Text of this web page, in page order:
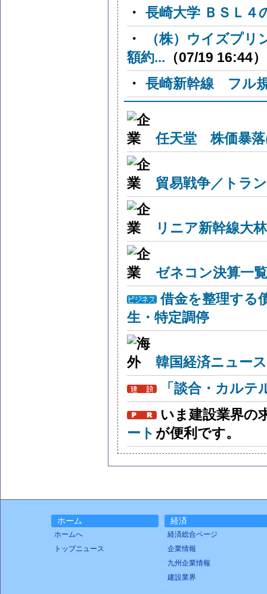
・ 長崎大学 ＢＳＬ４
・
（株）ウイズプ
額約... （07/19 16:44）
・ 長崎新幹線 フル
任天堂 株価暴落
貿易戦争／トラ
リニア新幹線大
ゼネコン決算一
借金を整理する
生・特定調停
韓国経済ニュー
「談合・カル
いま建設業界の
ート が便利です。
ホーム
ホームへ
トップニュース
経済
経済総合ページ
企業情報
九州企業情報
建設業界